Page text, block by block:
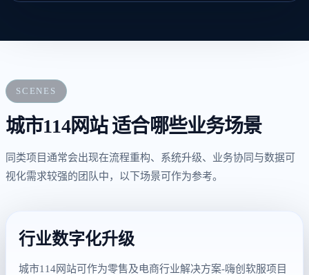
SCENES
城市114网站 适合哪些业务场景
同类项目通常会出现在流程重构、系统升级、业务协同与数据可
视化需求较强的团队中，以下场景可作为参考。
行业数字化升级
城市114网站可作为零售及电商行业解决方案-嗨创软服项目